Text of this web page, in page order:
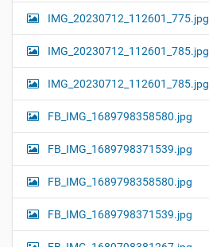
IMG_20230712_112601_775.jpg
IMG_20230712_112601_785.jpg
IMG_20230712_112601_785.jpg
FB_IMG_1689798358580.jpg
FB_IMG_1689798371539.jpg
FB_IMG_1689798358580.jpg
FB_IMG_1689798371539.jpg